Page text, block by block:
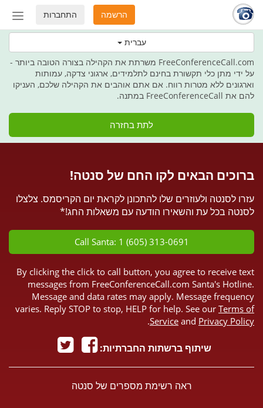
עברית
מצב
התחברות הרשמה
בחג הזה מעניקים תקשורת כמתנה
FreeConferenceCall.com משרתת את הקהילה בצורה הטובה ביותר -
על ידי מתן כלי תקשורת בחינם לתלמידים, ארגוני צדקה, עמותות
וארגונים ללא מטרות רווח. אם אתם אוהבים את הקהילה שלכם, העניקו
להם את FreeConferenceCall במתנה.
לתת בחזרה
ברוכים הבאים לקו החם של סנטה!
עזרו לסנטה ולעוזרים שלו להתכונן לקראת יום הקריסמס. צלצלו
לסנטה בכל עת והשאירו הודעה עם משאלות החג!*
Call Santa: 1 (605) 313-0691
By clicking the click to call button, you agree to receive text
messages from FreeConferenceCall.com Santa's Hotline.
Message and data rates may apply. Message frequency
varies. Reply STOP to stop, HELP for help. See our Terms of
Service and Privacy Policy
.
שיתוף ברשתות החברתיות:
ראה רשימת מספרים של סנטה